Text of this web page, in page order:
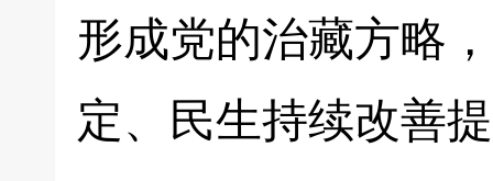
形成党的治藏方略
定、民生持续改善